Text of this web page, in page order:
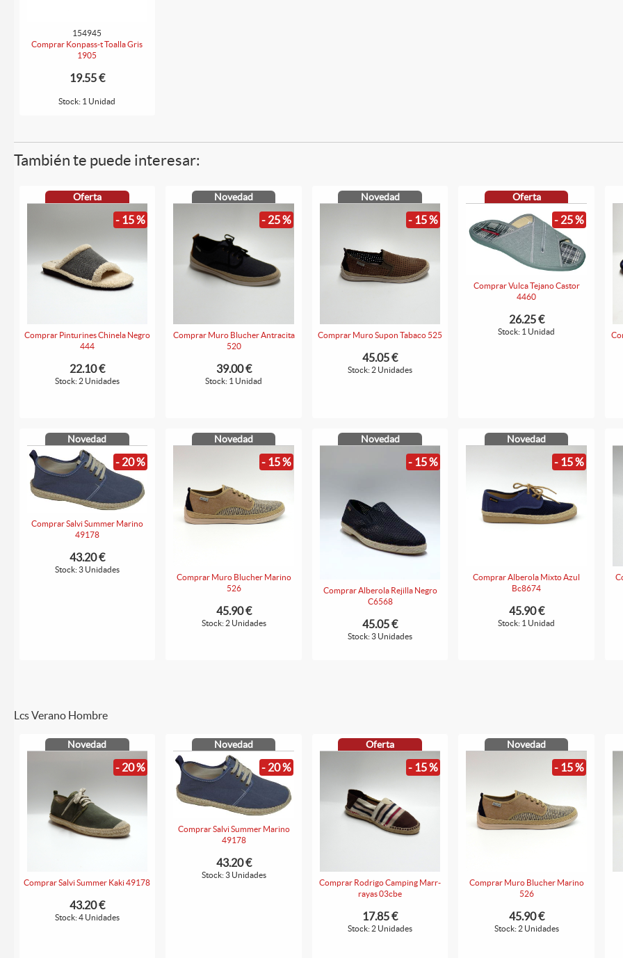
154945
Comprar Konpass-t Toalla Gris
1905
19.55 €
Stock: 1 Unidad
También te puede interesar:
Oferta
- 15 %
Comprar Pinturines Chinela Negro
444
22.10 €
Stock: 2 Unidades
Novedad
- 25 %
Comprar Muro Blucher Antracita
520
39.00 €
Stock: 1 Unidad
Novedad
- 15 %
Comprar Muro Supon Tabaco 525
45.05 €
Stock: 2 Unidades
Oferta
- 25 %
Comprar Vulca Tejano Castor
4460
26.25 €
Stock: 1 Unidad
Novedad
- 20 %
Comprar Salvi Summer Marino
49178
43.20 €
Stock: 3 Unidades
Novedad
- 15 %
Comprar Muro Blucher Marino
526
45.90 €
Stock: 2 Unidades
Novedad
- 15 %
Comprar Alberola Rejilla Negro
C6568
45.05 €
Stock: 3 Unidades
Novedad
- 15 %
Comprar Alberola Mixto Azul
Bc8674
45.90 €
Stock: 1 Unidad
Lcs Verano Hombre
Novedad
- 20 %
Comprar Salvi Summer Kaki 49178
43.20 €
Stock: 4 Unidades
Novedad
- 20 %
Comprar Salvi Summer Marino
49178
43.20 €
Stock: 3 Unidades
Oferta
- 15 %
Comprar Rodrigo Camping Marr-
rayas 03cbe
17.85 €
Stock: 2 Unidades
Novedad
- 15 %
Comprar Muro Blucher Marino
526
45.90 €
Stock: 2 Unidades